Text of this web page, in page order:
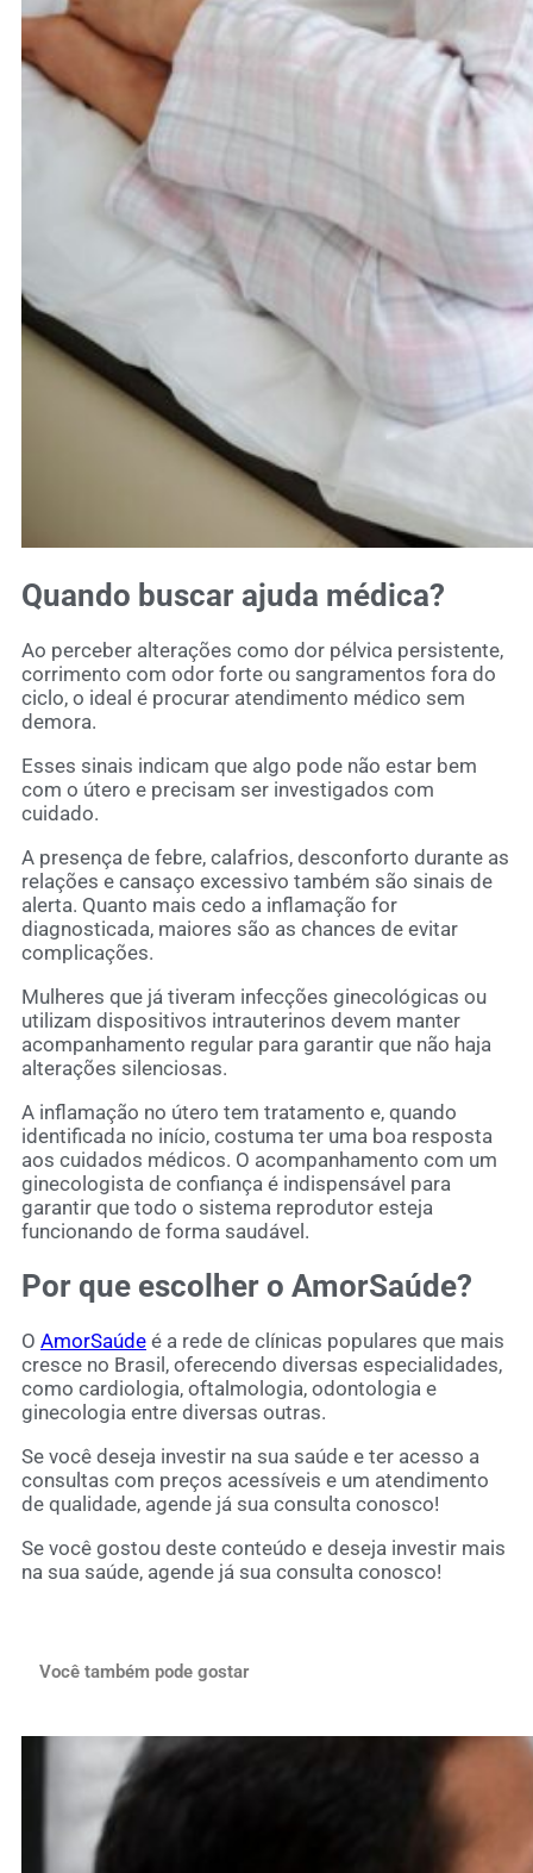
Quando buscar ajuda médica?
Ao perceber alterações como dor pélvica persistente,
corrimento com odor forte ou sangramentos fora do
ciclo, o ideal é procurar atendimento médico sem
demora.
Esses sinais indicam que algo pode não estar bem
com o útero e precisam ser investigados com
cuidado.
A presença de febre, calafrios, desconforto durante as
relações e cansaço excessivo também são sinais de
alerta. Quanto mais cedo a inflamação for
diagnosticada, maiores são as chances de evitar
complicações.
Mulheres que já tiveram infecções ginecológicas ou
utilizam dispositivos intrauterinos devem manter
acompanhamento regular para garantir que não haja
alterações silenciosas.
A inflamação no útero tem tratamento e, quando
identificada no início, costuma ter uma boa resposta
aos cuidados médicos. O acompanhamento com um
ginecologista de confiança é indispensável para
garantir que todo o sistema reprodutor esteja
funcionando de forma saudável.
Por que escolher o AmorSaúde?
O AmorSaúde é a rede de clínicas populares que mais
cresce no Brasil, oferecendo diversas especialidades,
como cardiologia, oftalmologia, odontologia e
ginecologia entre diversas outras.
Se você deseja investir na sua saúde e ter acesso a
consultas com preços acessíveis e um atendimento
de qualidade, agende já sua consulta conosco!
Se você gostou deste conteúdo e deseja investir mais
na sua saúde, agende já sua consulta conosco!
Você também pode gostar